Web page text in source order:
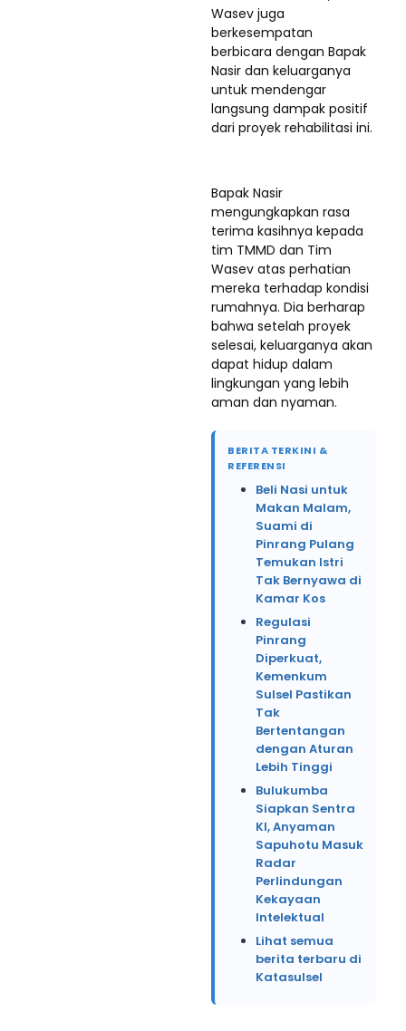
Wasev juga
berkesempatan
berbicara dengan Bapak
Nasir dan keluarganya
untuk mendengar
langsung dampak positif
dari proyek rehabilitasi ini.
Bapak Nasir
mengungkapkan rasa
terima kasihnya kepada
tim TMMD dan Tim
Wasev atas perhatian
mereka terhadap kondisi
rumahnya. Dia berharap
bahwa setelah proyek
selesai, keluarganya akan
dapat hidup dalam
lingkungan yang lebih
aman dan nyaman.
BERITA TERKINI &
REFERENSI
Beli Nasi untuk
Makan Malam,
Suami di
Pinrang Pulang
Temukan Istri
Tak Bernyawa di
Kamar Kos
Regulasi
Pinrang
Diperkuat,
Kemenkum
Sulsel Pastikan
Tak
Bertentangan
dengan Aturan
Lebih Tinggi
Bulukumba
Siapkan Sentra
KI, Anyaman
Sapuhotu Masuk
Radar
Perlindungan
Kekayaan
Intelektual
Lihat semua
berita terbaru di
Katasulsel